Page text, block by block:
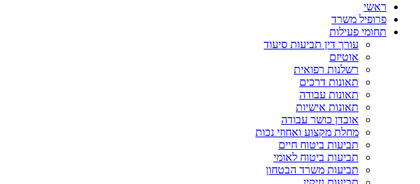
ראשי
פרופיל משרד
תחומי פעילות
עורך דין תביעות סיעוד
אוטיזם
רשלנות רפואית
תאונות דרכים
תאונות עבודה
תאונות אישיות
אובדן כושר עבודה
מחלת מקצוע ואחוזי נכות
תביעות ביטוח חיים
תביעות ביטוח לאומי
תביעות משרד הבטחון